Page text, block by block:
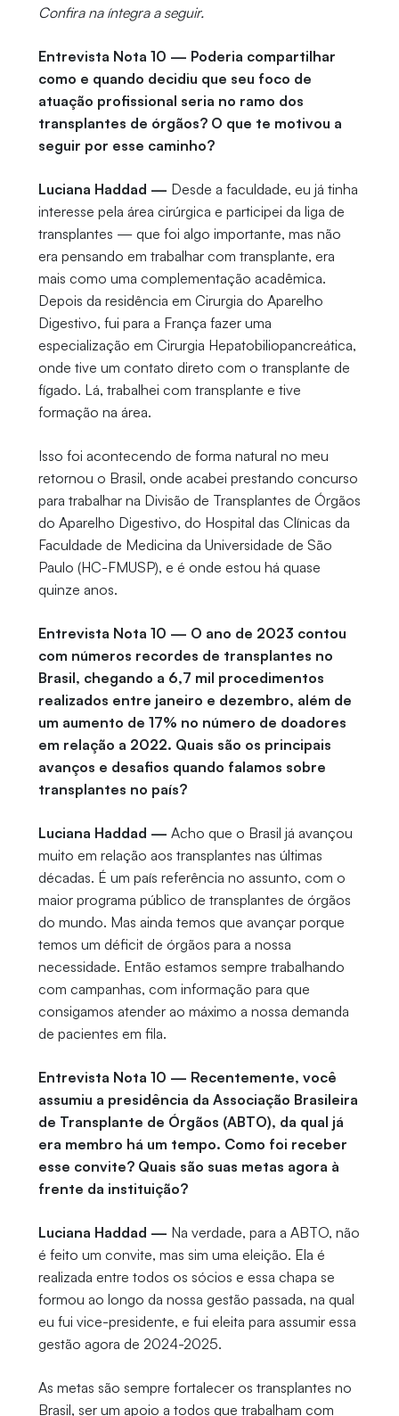
Confira na íntegra a seguir.
Entrevista Nota 10 — Poderia compartilhar
como e quando decidiu que seu foco de
atuação profissional seria no ramo dos
transplantes de órgãos? O que te motivou a
seguir por esse caminho?
Luciana Haddad — Desde a faculdade, eu já tinha
interesse pela área cirúrgica e participei da liga de
transplantes — que foi algo importante, mas não
era pensando em trabalhar com transplante, era
mais como uma complementação acadêmica.
Depois da residência em Cirurgia do Aparelho
Digestivo, fui para a França fazer uma
especialização em Cirurgia Hepatobiliopancreática,
onde tive um contato direto com o transplante de
fígado. Lá, trabalhei com transplante e tive
formação na área.
Isso foi acontecendo de forma natural no meu
retornou o Brasil, onde acabei prestando concurso
para trabalhar na Divisão de Transplantes de Órgãos
do Aparelho Digestivo, do Hospital das Clínicas da
Faculdade de Medicina da Universidade de São
Paulo (HC-FMUSP), e é onde estou há quase
quinze anos.
Entrevista Nota 10 — O ano de 2023 contou
com números recordes de transplantes no
Brasil, chegando a 6,7 mil procedimentos
realizados entre janeiro e dezembro, além de
um aumento de 17% no número de doadores
em relação a 2022. Quais são os principais
avanços e desafios quando falamos sobre
transplantes no país?
Luciana Haddad — Acho que o Brasil já avançou
muito em relação aos transplantes nas últimas
décadas. É um país referência no assunto, com o
maior programa público de transplantes de órgãos
do mundo. Mas ainda temos que avançar porque
temos um déficit de órgãos para a nossa
necessidade. Então estamos sempre trabalhando
com campanhas, com informação para que
consigamos atender ao máximo a nossa demanda
de pacientes em fila.
Entrevista Nota 10 — Recentemente, você
assumiu a presidência da Associação Brasileira
de Transplante de Órgãos (ABTO), da qual já
era membro há um tempo. Como foi receber
esse convite? Quais são suas metas agora à
frente da instituição?
Luciana Haddad — Na verdade, para a ABTO, não
é feito um convite, mas sim uma eleição. Ela é
realizada entre todos os sócios e essa chapa se
formou ao longo da nossa gestão passada, na qual
eu fui vice-presidente, e fui eleita para assumir essa
gestão agora de 2024-2025.
As metas são sempre fortalecer os transplantes no
Brasil, ser um apoio a todos que trabalham com